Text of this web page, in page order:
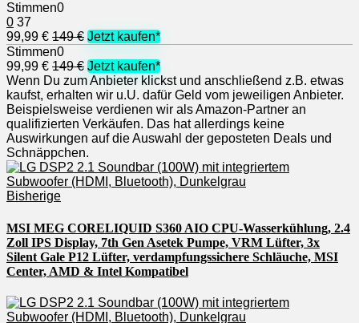
Stimmen0
0 37
99,99 € 149 € Jetzt kaufen*
Stimmen0
99,99 € 149 € Jetzt kaufen*
Wenn Du zum Anbieter klickst und anschließend z.B. etwas
kaufst, erhalten wir u.U. dafür Geld vom jeweiligen Anbieter.
Beispielsweise verdienen wir als Amazon-Partner an
qualifizierten Verkäufen. Das hat allerdings keine
Auswirkungen auf die Auswahl der geposteten Deals und
Schnäppchen.
Bisherige
MSI MEG CORELIQUID S360 AIO CPU-Wasserkühlung, 2.4
Zoll IPS Display, 7th Gen Asetek Pumpe, VRM Lüfter, 3x
Silent Gale P12 Lüfter, verdampfungssichere Schläuche, MSI
Center, AMD & Intel Kompatibel